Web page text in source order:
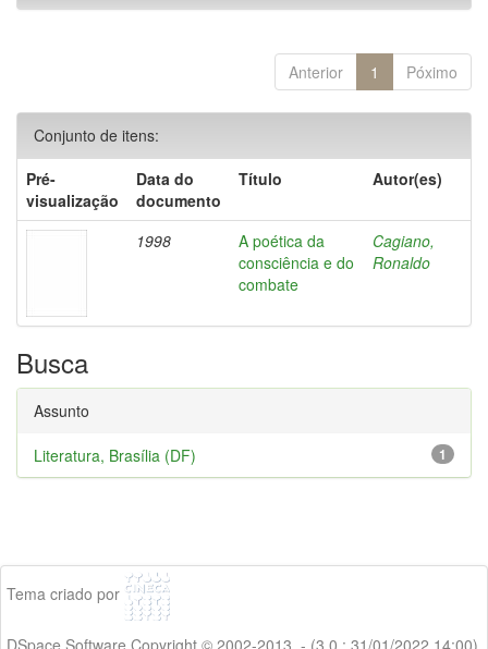
Anterior 1 Póximo
Conjunto de itens:
Pré-
visualização
Data do
documento
Título Autor(es)
1998
A poética da
consciência e do
combate
Cagiano,
Ronaldo
Busca
Assunto
1
Literatura, Brasília (DF)
Tema criado por
DSpace Software Copyright © 2002-2013 - (3.0 : 31/01/2022 14:00)